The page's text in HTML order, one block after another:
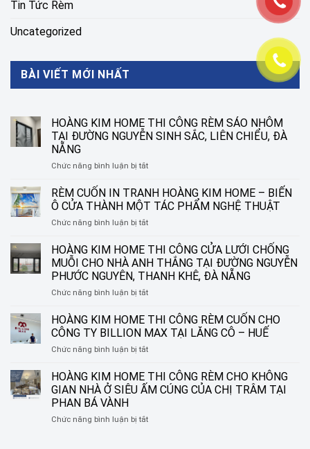
Tin Tức Rèm
Uncategorized
BÀI VIẾT MỚI NHẤT
HOÀNG KIM HOME THI CÔNG RÈM SÁO NHÔM
TẠI ĐƯỜNG NGUYỄN SINH SẮC, LIÊN CHIỂU, ĐÀ
NẴNG
Chức năng bình luận bị tắtở
KIM
HOME
THI
CÔNG
SÁO
NHÔM
TẠI
ĐƯỜNG
NGUYỄN
SẮC,
LIÊN
ĐÀ
RÈM CUỐN IN TRANH HOÀNG KIM HOME – BIẾN
Ô CỬA THÀNH MỘT TÁC PHẨM NGHỆ THUẬT
Chức năng bình luận bị tắtở
CUỐN
IN
TRANH
HOÀNG
KIM
–
BIẾN
Ô
CỬA
MỘT
TÁC
THUẬT
HOÀNG KIM HOME THI CÔNG CỬA LƯỚI CHỐNG
MUỖI CHO NHÀ ANH THẮNG TẠI ĐƯỜNG NGUYỄN
PHƯỚC NGUYÊN, THANH KHÊ, ĐÀ NẴNG
Chức năng bình luận bị tắtở
KIM
HOME
THI
CÔNG
LƯỚI
CHỐNG
NHÀ
HOÀNG KIM HOME THI CÔNG RÈM CUỐN CHO
CÔNG TY BILLION MAX TẠI LĂNG CÔ – HUẾ
Chức năng bình luận bị tắtở
KIM
HOME
THI
RÈM
HOÀNG KIM HOME THI CÔNG RÈM CHO KHÔNG
GIAN NHÀ Ở SIÊU ẤM CÚNG CỦA CHỊ TRÂM TẠI
PHAN BÁ VÀNH
Chức năng bình luận bị tắtở